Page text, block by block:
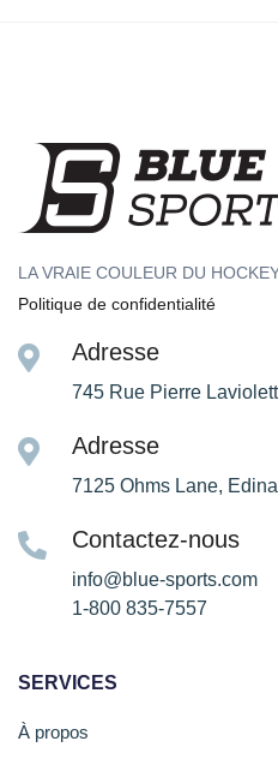
LA VRAIE COULEUR DU
Politique de confidentialité
Adresse
745 Rue Pierre
Adresse
7125 Ohms Lane,
Contactez-nous
info@blue-sports.com
1-800 835-7557
SERVICES
À propos